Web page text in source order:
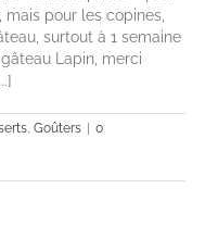
mais pour les copines,
surtout à 1 semaine
Lapin, merci
Goûters | 0